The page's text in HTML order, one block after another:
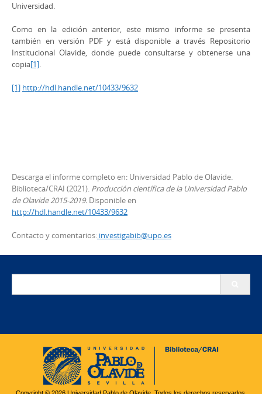
Universidad.
Como en la edición anterior, este mismo informe se presenta
también en versión PDF y está disponible a través Repositorio
Institucional Olavide, donde puede consultarse y obtenerse una
copia[1].
[1] http://hdl.handle.net/10433/9632
Descarga el informe completo en: Universidad Pablo de Olavide.
Biblioteca/CRAI (2021). Producción científica de la Universidad Pablo
de Olavide 2015-2019. Disponible en
http://hdl.handle.net/10433/9632
Contacto y comentarios: investigabib@upo.es
Copyright © 2026 Universidad Pablo de Olavide. Todos los derechos reservados.